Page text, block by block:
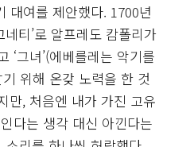
대여를 제안했다. 1700년
티’로 알프레도 캄폴리가
‘그녀’(에베를레는 악기를
위해 온갖 노력을 한 것
만, 처음엔 내가 가진 고유
다는 생각 대신 아낀다는